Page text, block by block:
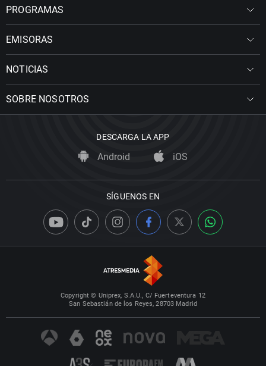
PROGRAMAS
EMISORAS
NOTICIAS
SOBRE NOSOTROS
DESCARGA LA APP
Android iOS
SÍGUENOS EN
Copyright © Uniprex, S.A.U., C/ Fuerteventura 12
San Sebastián de los Reyes, 28703 Madrid